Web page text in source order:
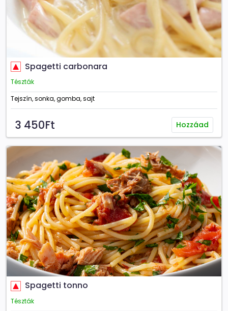
Spagetti carbonara
Tészták
Tejszín, sonka, gomba, sajt
3 450Ft Hozzáad
Spagetti tonno
Tészták